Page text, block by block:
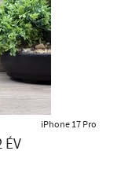
iPhone 17 Pro
ÉV